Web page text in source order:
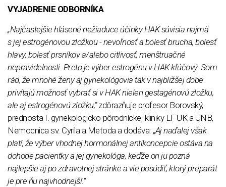
VYJADRENIE ODBORNÍKA
„Najčastejšie hlásené nežiaduce účinky HAK súvisia najmä
s jej estrogénovou zložkou - nevoľnosť a bolesť brucha, bolesť
hlavy, bolesť prsníkov a/alebo citlivosť, menštruačné
nepravidelnosti. Preto je výber estrogénu v HAK kľúčový. Som
rád, že mnohé ženy aj gynekológovia tak v najbližšej dobe
privítajú možnosť vybrať si v HAK nielen gestagénovú zložku,
ale aj estrogénovú zložku,“zdôrazňuje profesor Borovský,
prednosta I. gynekologicko-pôrodníckej kliniky LF UK a UNB,
Nemocnica sv. Cyrila a Metoda a dodáva: „Aj naďalej však
platí, že výber vhodnej hormonálnej antikoncepcie ostáva na
dohode pacientky a jej gynekológa, keďže on ju pozná
najlepšie aj po zdravotnej stránke a vie posúdiť, ktorý preparát
je pre ňu najvhodnejší.“